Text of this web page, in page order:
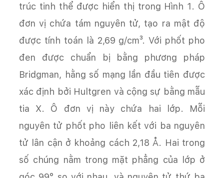
trúc tinh thể được hiển thị trong Hình 1. Ô
đơn vị chứa tám nguyên tử, tạo ra mật độ
được tính toán là 2,69 g/cm³. Với phốt pho
đen được chuẩn bị bằng phương pháp
Bridgman, hằng số mạng lần đầu tiên được
xác định bởi Hultgren và cộng sự bằng mẫu
tia X. Ô đơn vị này chứa hai lớp. Mỗi
nguyên tử phốt pho liên kết với ba nguyên
tử lân cận ở khoảng cách 2,18 Å. Hai trong
số chúng nằm trong mặt phẳng của lớp ở